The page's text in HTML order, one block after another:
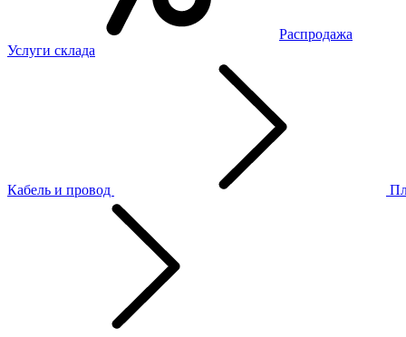
Распродажа
Услуги склада
Кабель и провод